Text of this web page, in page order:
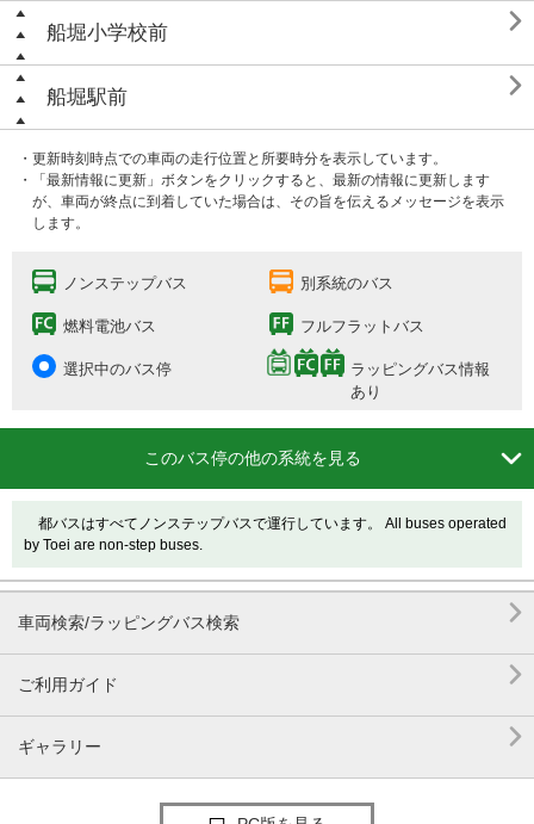
船堀小学校前 
船堀駅前 
・更新時刻時点での車両の走行位置と所要時分を表示しています。
・「最新情報に更新」ボタンをクリックすると、最新の情報に更新します
が、車両が終点に到着していた場合は、その旨を伝えるメッセージを表示
します。
ノンステップバス 別系統のバス
燃料電池バス フルフラットバス
選択中のバス停
ラッピングバス情報
あり
このバス停の他の系統を見る 
都バスはすべてノンステップバスで運行しています。 All buses operated
by Toei are non-step buses.
車両検索/ラッピングバス検索 
ご利用ガイド 
ギャラリー 